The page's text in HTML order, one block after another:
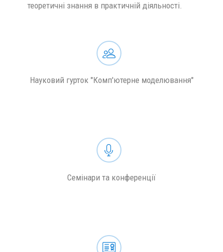
теоретичні знання в практичній діяльності.
Науковий гурток "Комп'ютерне моделювання"
Семінари та конференції